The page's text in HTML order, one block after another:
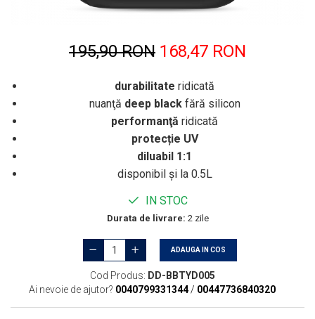
195,90 RON 168,47 RON
durabilitate ridicată
nuanţă deep blackfără silicon
performanţă ridicată
protecție UV
diluabil 1:1
disponibil și la 0.5L
IN STOC
Durata de livrare: 2 zile
ADAUGA IN COS
Cod Produs: DD-BBTYD005
Ai nevoie de ajutor? 0040799331344 / 00447736840320